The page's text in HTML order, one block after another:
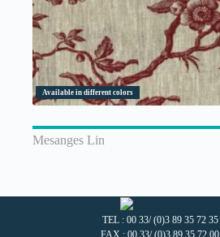
Available in different colors
Mesanges Lin
TEL : 00 33/ (0)3 89 35 72 35
FAX : 00 33/ (0)3 89 35 72 00